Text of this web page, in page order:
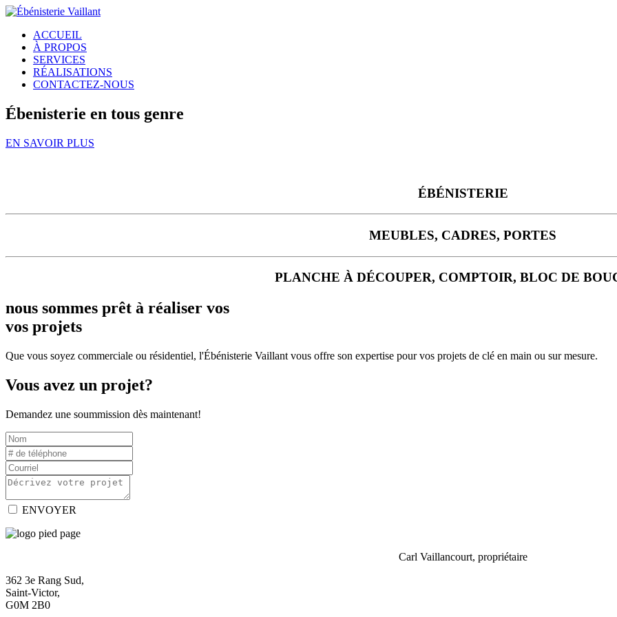
ACCUEIL
À PROPOS
SERVICES
RÉALISATIONS
CONTACTEZ-NOUS
Ébenisterie en tous genre
EN SAVOIR PLUS
ÉBÉNISTERIE
MEUBLES, CADRES, PORTES
PLANCHE À DÉCOUPER, COMPTOIR, BLOC DE
nous sommes prêt à réaliser vos
vos projets
Que vous soyez commerciale ou résidentiel, l'Ébénisterie Vaillant vous offre son expertise pour vos projets de clé en main ou sur mesure.
Vous avez un projet?
Demandez une soummission dès maintenant!
ENVOYER
Carl Vaillancourt, propriétaire
362 3e Rang Sud,
Saint-Victor,
G0M 2B0